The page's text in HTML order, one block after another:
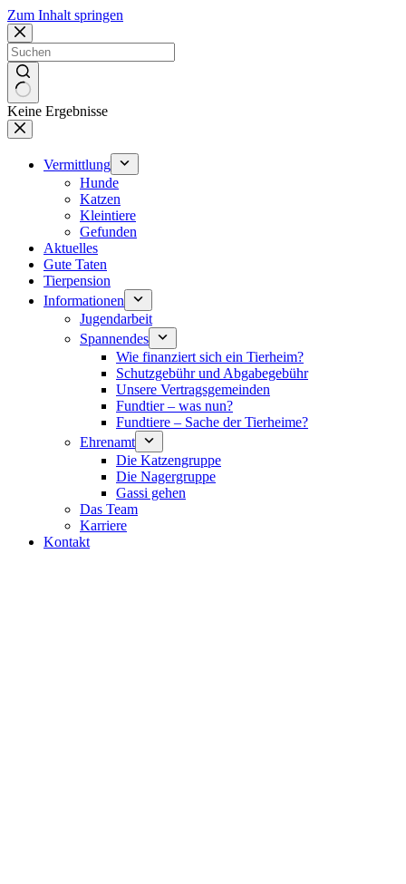
Zum Inhalt springen
Keine Ergebnisse
Vermittlung
Hunde
Katzen
Kleintiere
Gefunden
Aktuelles
Gute Taten
Tierpension
Informationen
Jugendarbeit
Spannendes
Wie finanziert sich ein Tierheim?
Schutzgebühr und Abgabegebühr
Unsere Vertragsgemeinden
Fundtier – was nun?
Fundtiere – Sache der Tierheime?
Ehrenamt
Die Katzengruppe
Die Nagergruppe
Gassi gehen
Das Team
Karriere
Kontakt